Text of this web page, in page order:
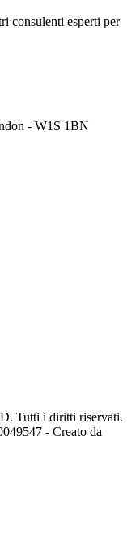
consulenti esperti per
- W1S 1BN
Tutti i diritti riservati.
- Creato da